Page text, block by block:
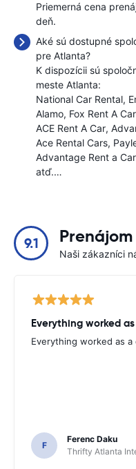
Priemerná cena
deň.
Aké sú dostupné
pre Atlanta?
K dispozícii sú
meste Atlanta:
National Car Rental
Alamo Fox Rent A Car
ACE Rent A Car
Ace Rental Cars
Advantage Rent a Car
atď.…
9.1
Naši zákazníci
Everything worked
Everything worked as a
F
Ferenc Daku
Thrifty Atlanta